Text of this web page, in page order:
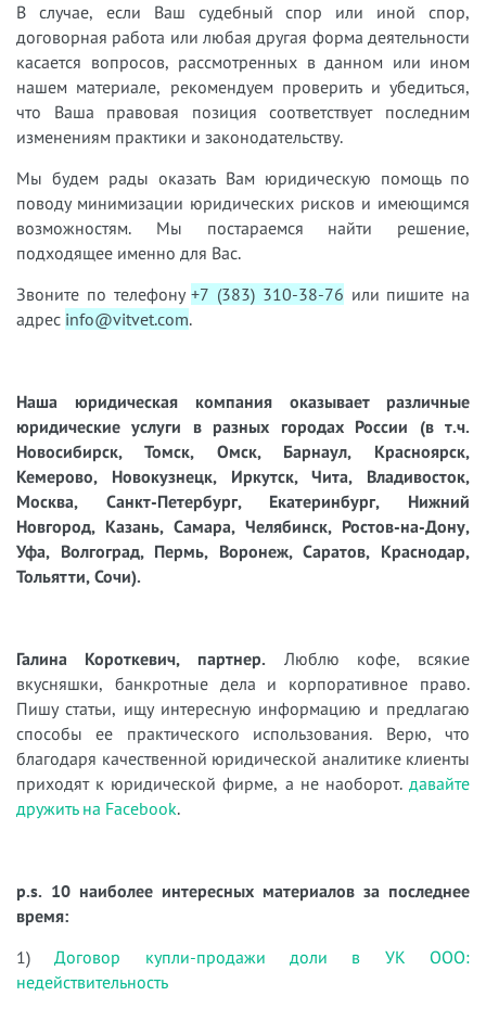
В случае, если Ваш судебный спор или иной спор,
договорная работа или любая другая форма деятельности
касается вопросов, рассмотренных в данном или ином
нашем материале, рекомендуем проверить и убедиться,
что Ваша правовая позиция соответствует последним
изменениям практики и законодательству.
Мы будем рады оказать Вам юридическую помощь по
поводу минимизации юридических рисков и имеющимся
возможностям. Мы постараемся найти решение,
подходящее именно для Вас.
Звоните по телефону+7 (383) 310-38-76 или пишите на
адрес info@vitvet.com.
Наша юридическая компания оказывает различные
юридические услуги в разных городах России (в т.ч.
Новосибирск, Томск, Омск, Барнаул, Красноярск,
Кемерово, Новокузнецк, Иркутск, Чита, Владивосток,
Москва, Санкт-Петербург, Екатеринбург, Нижний
Новгород, Казань, Самара, Челябинск, Ростов-на-Дону,
Уфа, Волгоград, Пермь, Воронеж, Саратов, Краснодар,
Тольятти, Сочи).
Галина Короткевич, партнер. Люблю кофе, всякие
вкусняшки, банкротные дела и корпоративное право.
Пишу статьи, ищу интересную информацию и предлагаю
способы ее практического использования. Верю, что
благодаря качественной юридической аналитике клиенты
приходят к юридической фирме, а не наоборот. давайте
дружить на Facebook.
p.s. 10 наиболее интересных материалов за последнее
время:
1)Договор купли-продажи доли в УК ООО:
недействительность